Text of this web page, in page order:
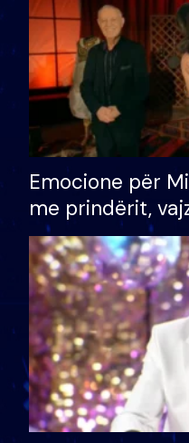
Emocione për
me prindërit,
bashkëshorten:
divorci apo jo?